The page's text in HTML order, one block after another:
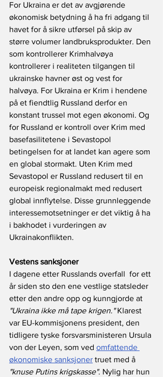
For Ukraina er det av avgjørende
økonomisk betydning å ha fri adgang til
havet for å sikre utførsel på skip av
større volumer landbruksprodukter. Den
som kontrollerer Krimhalvøya
kontrollerer i realiteten tilgangen til
ukrainske havner øst og vest for
halvøya. For Ukraina er Krim i hendene
på et fiendtlig Russland derfor en
konstant trussel mot egen økonomi. Og
for Russland er kontroll over Krim med
basefasilitetene i Sevastopol
betingelsen for at landet kan agere som
en global stormakt. Uten Krim med
Sevastopol er Russland redusert til en
europeisk regionalmakt med redusert
global innflytelse. Disse grunnleggende
interessemotsetninger er det viktig å ha
i bakhodet i vurderingen av
Ukrainakonflikten.
Vestens sanksjoner
I dagene etter Russlands overfall  for ett
år siden sto den ene vestlige statsleder
etter den andre opp og kunngjorde at
"Ukraina ikke må tape krigen." Klarest
var EU-kommisjonens president, den
tidligere tyske forsvarsministeren Ursula
von der Leyen, som ved omfattende
økonomiske sanksjoner truet med å
"knuse Putins krigskasse". Nylig har hun